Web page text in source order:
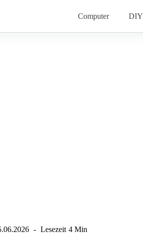
Computer DIY
Lesezeit 4 Min